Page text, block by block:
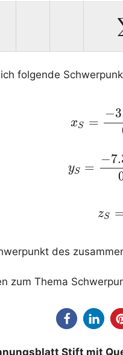
folgende
xS =
−
−
yS =
−
−
zS
des
zum Thema
Stift mit